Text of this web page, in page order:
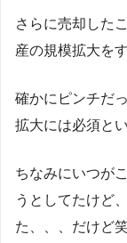
さらに売却した
産の規模拡大を
確かにピンチだ
拡大には必須と
ちなみにいつが
うとしてたけど
た、、、だけど